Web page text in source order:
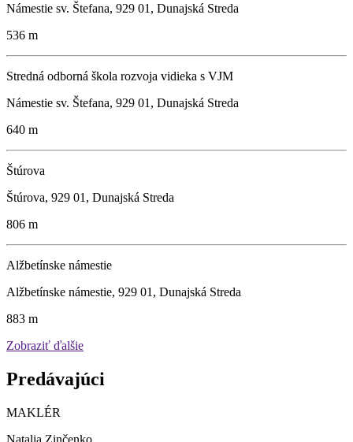
Námestie sv. Štefana, 929 01, Dunajská Streda
536 m
Stredná odborná škola rozvoja vidieka s VJM
Námestie sv. Štefana, 929 01, Dunajská Streda
640 m
Štúrova
Štúrova, 929 01, Dunajská Streda
806 m
Alžbetínske námestie
Alžbetínske námestie, 929 01, Dunajská Streda
883 m
Zobraziť ďalšie
Predávajúci
MAKLÉR
Natalia Zinčenko